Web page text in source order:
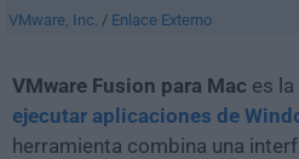
VMware, Inc. / Enlace Externo
VMware Fusion para Mac es
ejecutar aplicaciones de
herramienta combina una